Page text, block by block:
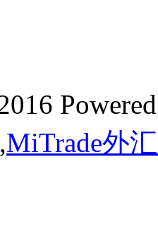
,MiTrade外